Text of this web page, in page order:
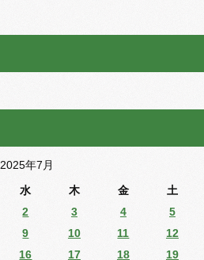
2025年7月
水 木 金
土
2 3 4
5
9 10 11
12
16 17 18 19